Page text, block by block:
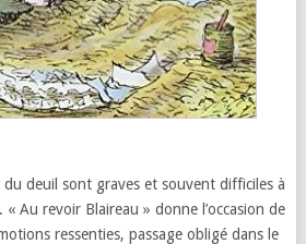
deuil sont graves et souvent difficiles à
Au revoir Blaireau » donne l’occasion de
ressenties, passage obligé dans le